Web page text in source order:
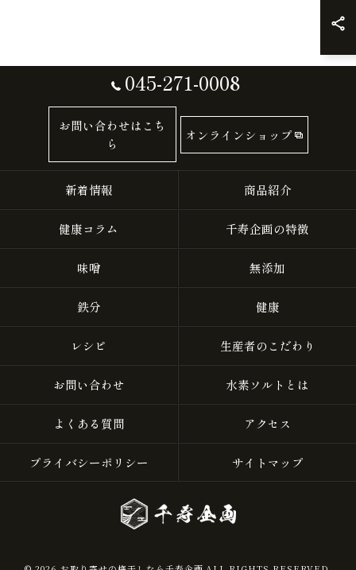
045-271-0008
お問い合わせはこち
ら
オンラインショップ
新着情報 商品紹介
健康コラム 千寿企画の特徴
味噌 無添加
鉄分 健康
レシピ 生産者のこだわり
お問い合わせ 水素ソルトとは
よくある質問 アクセス
プライバシーポリシー サイトマップ